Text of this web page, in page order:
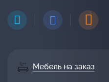
Мебель на заказ